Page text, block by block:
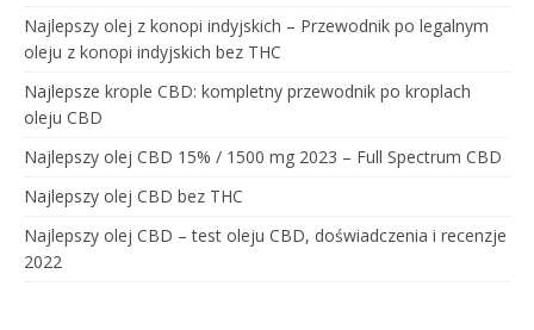
Najlepszy olej z konopi indyjskich – Przewodnik po legalnym
oleju z konopi indyjskich bez THC
Najlepsze krople CBD: kompletny przewodnik po kroplach
oleju CBD
Najlepszy olej CBD 15% / 1500 mg 2023 – Full Spectrum CBD
Najlepszy olej CBD bez THC
Najlepszy olej CBD – test oleju CBD, doświadczenia i recenzje
2022